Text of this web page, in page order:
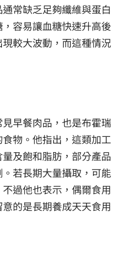
常缺乏足夠纖維與蛋白
容易讓血糖快速升高後
較大波動，而這種情況
早餐肉品，也是布霍瑞
物。他指出，這類加工
及飽和脂肪，部分產品
若長期大量攝取，可能
過他也表示，偶爾食用
的是長期養成天天食用